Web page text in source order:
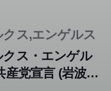
クス,エンゲルス
クス・エンゲル
産党宣言 (岩波文